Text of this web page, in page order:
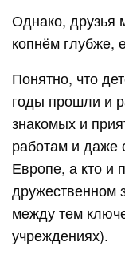
Однако, друзья
копнём глубже,
Понятно, что
годы прошли и
знакомых и
работам и даже
Европе, а кто и
дружественном
между тем
учреждениях).